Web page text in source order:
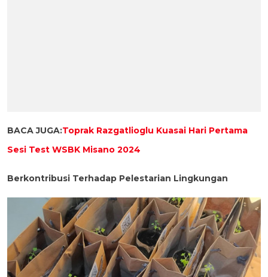
BACA JUGA:Toprak Razgatlioglu Kuasai Hari Pertama
Sesi Test WSBK Misano 2024
Berkontribusi Terhadap Pelestarian Lingkungan